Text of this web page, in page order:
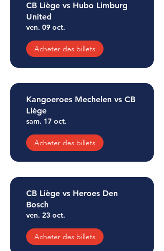
CB Liège vs Hubo Limburg
United
ven. 09 oct.
Acheter des billets
Kangoeroes Mechelen vs CB
Liège
sam. 17 oct.
Acheter des billets
CB Liège vs Heroes Den
Bosch
ven. 23 oct.
Acheter des billets